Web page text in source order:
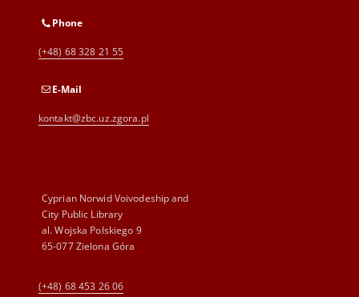
Phone
(+48) 68 328 21 55
E-Mail
kontakt@zbc.uz.zgora.pl
Cyprian Norwid Voivodeship and
City Public Library
al. Wojska Polskiego 9
65-077 Zielona Góra
(+48) 68 453 26 06